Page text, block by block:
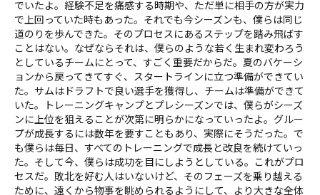
でいたよ。経験不足を痛感する時期や、ただ単に相手の方が実力
で上回っていた時もあった。それでも今シーズンも、僕らは同じ
道のりを歩んできた。そのプロセスにあるステップを踏み飛ばす
ことはない。なぜならそれは、僕らのような若く生まれ変わろう
としているチームにとって、すごく重要だからだ。夏のバケーシ
ョンから戻ってきてすぐ、スタートラインに立つ準備ができてい
た。サムはドラフトで良い選手を獲得し、チームは準備ができて
いた。トレーニングキャンプとプレシーズンでは、僕らがシーズ
ンに上位を狙えることが次第に明らかになっていったよ。グルー
プが成長するには数年を要すこともあり、実際にそうだった。で
も僕らは毎日、すべてのトレーニングで成長と改良を続けていっ
た。そして今、僕らは成功を目にしようとしている。これがプロ
セスだ。敗北を好む人はいないけど、そのフェーズを乗り越える
ために、遠くから物事を眺められるようにして、より大きな全体